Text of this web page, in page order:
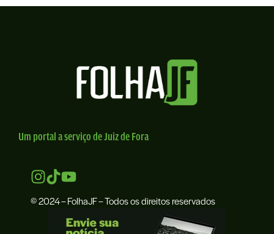
Um portal a serviço de Juiz de Fora
© 2024 – FolhaJF – Todos os direitos reservados